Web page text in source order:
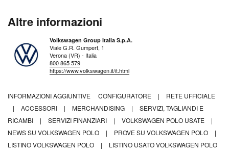
Altre informazioni
Volkswagen Group Italia S.p.A.
Viale G.R. Gumpert, 1
Verona (VR) - Italia
800 865 579
https://www.volkswagen.it/it.html
INFORMAZIONI AGGIUNTIVE CONFIGURATORE |
RETE UFFICIALE
|
ACCESSORI | MERCHANDISING |
SERVIZI, TAGLIANDI E
RICAMBI
| SERVIZI FINANZIARI | VOLKSWAGEN POLO USATE
|
NEWS SU VOLKSWAGEN POLO
| PROVE SU VOLKSWAGEN POLO
|
LISTINO VOLKSWAGEN POLO
|
LISTINO USATO VOLKSWAGEN POLO